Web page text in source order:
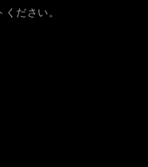
ださい。